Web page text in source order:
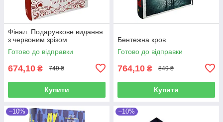
Фінал. Подарункове видання
з червоним зрізом
Готово до відправки
674,10 ₴ 749 ₴
Купити
Бентежна кров
Готово до відправки
764,10 ₴ 849 ₴
Купити
–10% –10%